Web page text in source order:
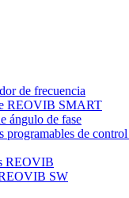
de frecuencia
REOVIB SMART
ángulo de fase
de control
REOVIB
REOVIB SW